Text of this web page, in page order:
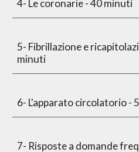
4- Le coronarie - 40 minuti
5- Fibrillazione e
minuti
6- L'apparato circolatorio -
7- Risposte a domande